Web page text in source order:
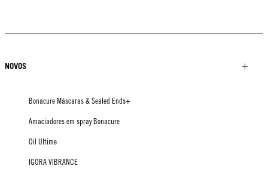
NOVOS
Bonacure Máscaras & Sealed Ends+
Amaciadores em spray Bonacure
Oil Ultime
IGORA VIBRANCE